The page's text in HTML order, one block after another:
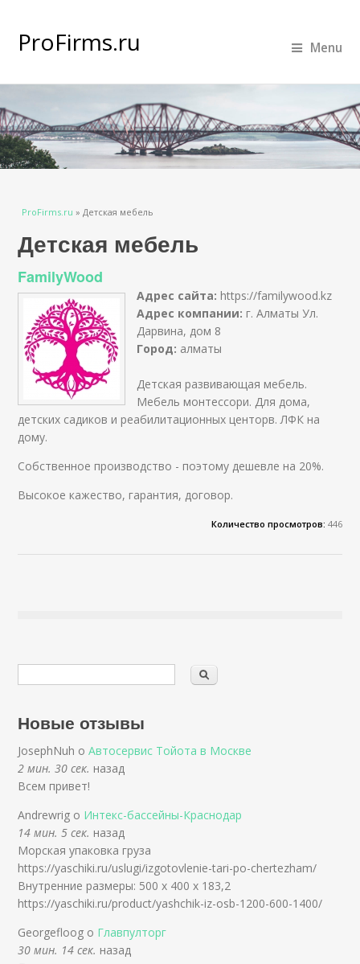
ProFirms.ru Menu
Вы здесь
ProFirms.ru » Детская мебель
Детская мебель
FamilyWood
Адрес сайта: https://familywood.kz
Адрес компании: г. Алматы Ул.
Дарвина, дом 8
Город: алматы
Детская развивающая мебель.
Мебель монтессори. Для дома,
детских садиков и реабилитационных центорв. ЛФК на
дому.
Собственное производство - поэтому дешевле на 20%.
Высокое кажество, гарантия, договор.
Количество просмотров: 446
Новые отзывы
JosephNuh оАвтосервис Тойота в Москве
2 мин. 30 сек. назад
Всем привет!
Andrewrig о Интекс-бассейны-Краснодар
14 мин. 5 сек. назад
Морская упаковка груза
https://yaschiki.ru/uslugi/izgotovlenie-tari-po-chertezham/
Внутренние размеры: 500 x 400 x 183,2
https://yaschiki.ru/product/yashchik-iz-osb-1200-600-1400/
Georgefloog о Главпулторг
30 мин. 14 сек. назад